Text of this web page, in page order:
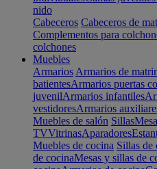
nido
Cabeceros Cabeceros de
Complementos para
colchones
Muebles
Armarios Armarios de
batientesArmarios puertas
juvenilArmarios infantiles
vestidoresArmarios
Muebles de salón Sillas
TVVitrinasAparadores
Muebles de cocina Sillas de
de cocinaMesas y sillas de